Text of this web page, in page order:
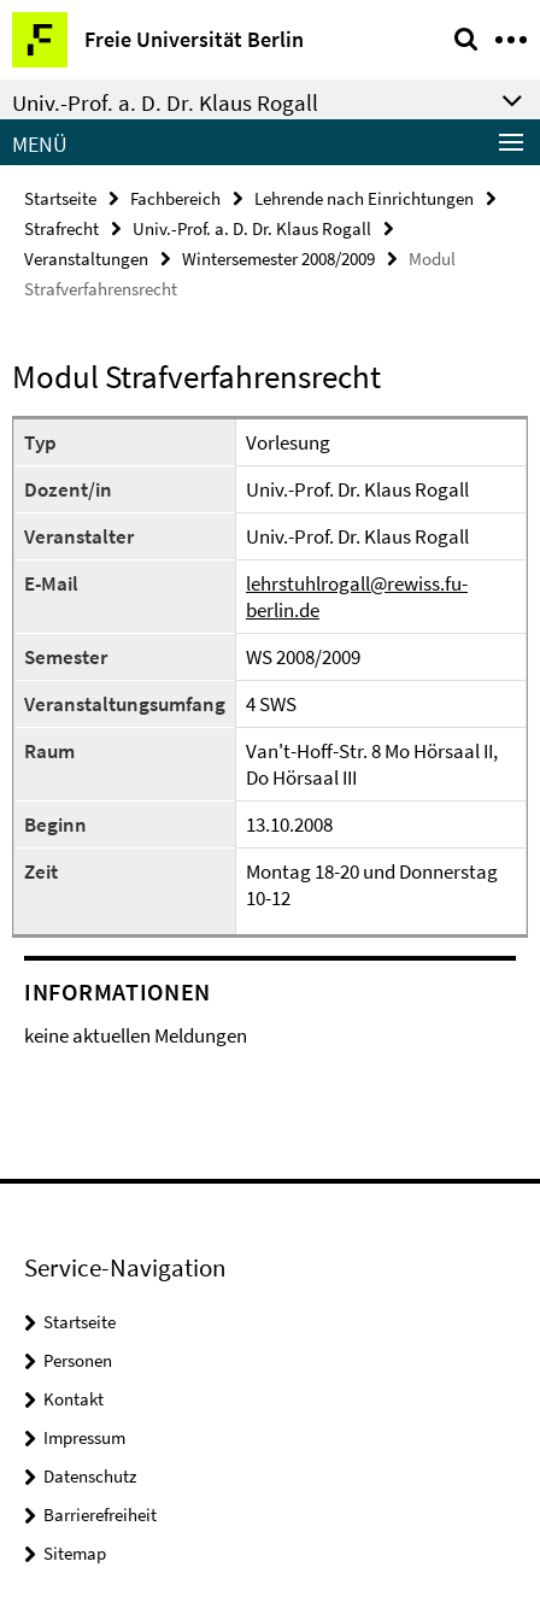
Springe
direkt
zu
Inhalt
Freie Universität Berlin
Service-
Navigation
Univ.-Prof. a. D. Dr. Klaus Rogall
MENÜ
Startseite Fachbereich
Lehrende nach Einrichtungen
Strafrecht
Univ.-Prof. a. D. Dr. Klaus Rogall
Veranstaltungen
Wintersemester 2008/2009
Modul
Strafverfahrensrecht
Modul Strafverfahrensrecht
Typ
Vorlesung
Dozent/in
Univ.-Prof. Dr. Klaus Rogall
Veranstalter
Univ.-Prof. Dr. Klaus Rogall
E-Mail
lehrstuhlrogall@rewiss.fu-
berlin.de
Semester
WS 2008/2009
Veranstaltungsumfang
4 SWS
Raum
Van't-Hoff-Str. 8 Mo Hörsaal II,
Do Hörsaal III
Beginn
13.10.2008
Zeit
Montag 18-20 und Donnerstag
10-12
INFORMATIONEN
keine aktuellen Meldungen
Service-Navigation
Startseite
Personen
Kontakt
Impressum
Datenschutz
Barrierefreiheit
Sitemap